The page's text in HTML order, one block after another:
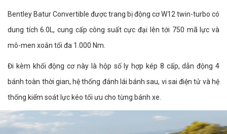
Bentley Batur Convertible được trang bị động cơ W12 twin-turbo có
dung tích 6.0L, cung cấp công suất cực đại lên tới 750 mã lực và
mô-men xoắn tối đa 1.000 Nm.
Đi kèm khối động cơ này là hộp số ly hợp kép 8 cấp, dẫn động 4
bánh toàn thời gian, hệ thống đánh lái bánh sau, vi sai điện tử và hệ
thống kiểm soát lực kéo tối ưu cho từng bánh xe.